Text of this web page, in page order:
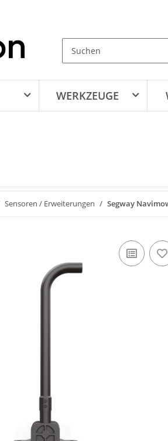
WERKZEUGE
Sensoren / Erweiterungen Segway